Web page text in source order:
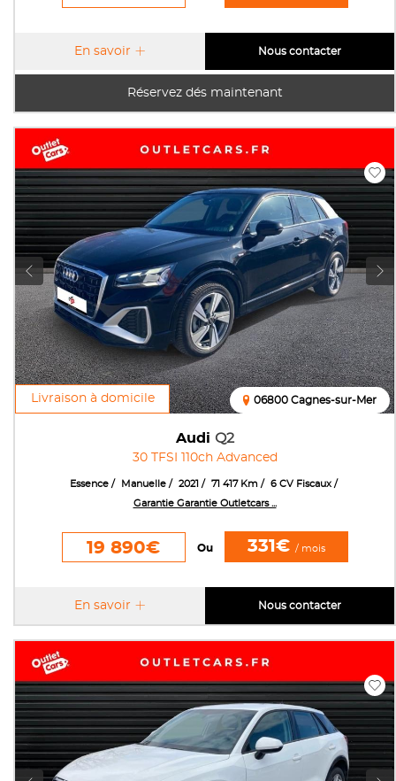
Réservez dés maintenant
En savoir Nous contacter
Livraison à domicile
Audi Q2
30 TFSI 110ch Advanced
06800 Cagnes-sur-Mer
Essence Manuelle 2021 71 417 Km
6 CV Fiscaux
Garantie Garantie Outletcars ...
19 890€ Ou 331€ / mois
En savoir Nous contacter